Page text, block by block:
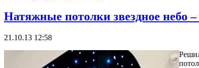
Натяжные потолки звездное небо
21.10.13 12:58